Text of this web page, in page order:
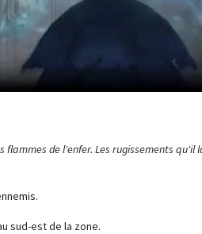
flammes de l'enfer. Les rugissements
sud-est de la zone.